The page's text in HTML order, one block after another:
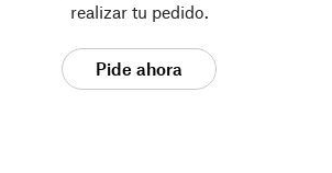
realizar tu pedido.
Pide ahora